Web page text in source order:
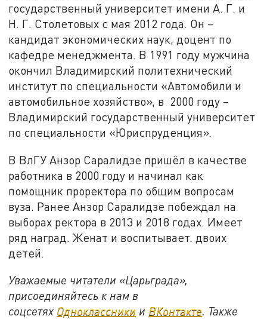
государственный университет имени А. Г. и
Н. Г. Столетовых с мая 2012 года. Он –
кандидат экономических наук, доцент по
кафедре менеджмента. В 1991 году мужчина
окончил Владимирский политехнический
институт по специальности «Автомобили и
автомобильное хозяйство», в 2000 году –
Владимирский государственный университет
по специальности «Юриспруденция».
В ВлГУ Анзор Саралидзе пришёл в качестве
работника в 2000 году и начинал как
помощник проректора по общим вопросам
вуза. Ранее Анзор Саралидзе побеждал на
выборах ректора в 2013 и 2018 годах. Имеет
ряд наград. Женат и воспитывает. двоих
детей.
Уважаемые читатели «Царьграда»,
присоединяйтесь к нам в
соцсетях Одноклассники и ВКонтакте. Также